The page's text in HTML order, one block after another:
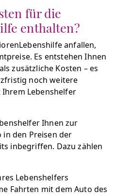
für die
enthalten?
anfallen,
Es entstehen Ihnen
zusätzliche Kosten – es
noch weitere
Lebenshelfer
Ihnen zur
den Preisen der
inbegriffen. Dazu zählen
Lebenshelfers
Fahrten mit dem Auto des